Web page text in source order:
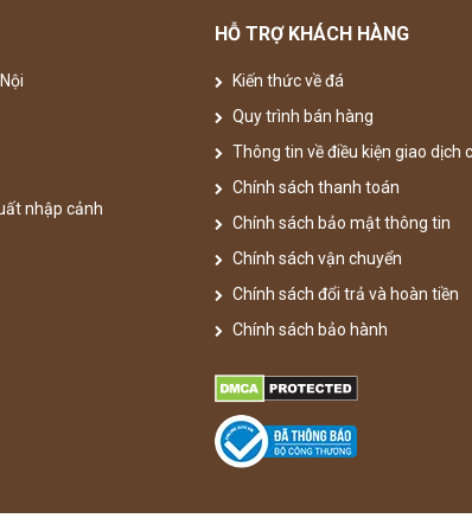
nhập cảnh
HỖ TRỢ KHÁCH HÀNG
Kiến thức về đá
Quy trình bán hàng
Thông tin về điều kiện giao dịch
Chính sách thanh toán
Chính sách bảo mật thông tin
Chính sách vận chuyển
Chính sách đổi trả và hoàn tiền
Chính sách bảo hành